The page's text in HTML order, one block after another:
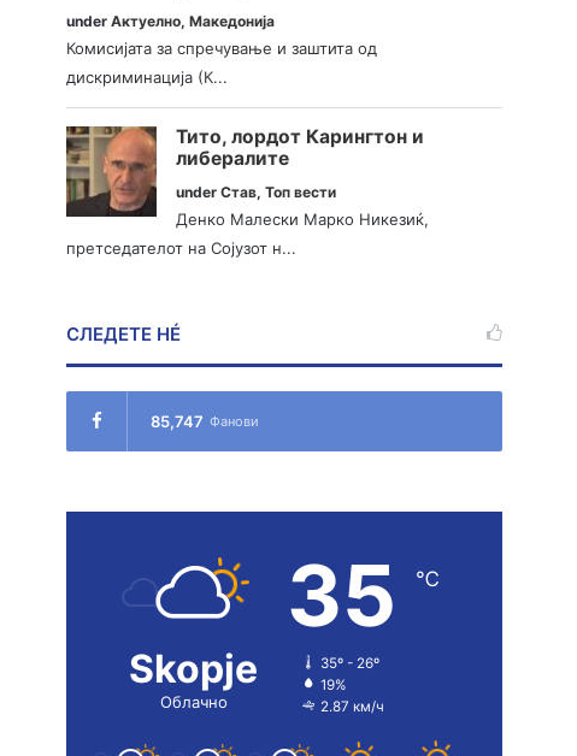
underАктуелно,Македонија
Комисијата за спречување и заштита од
дискриминација (К...
Тито, лордот Карингтон и
либералите
underСтав,Топ вести
Денко Малески Марко Никезиќ,
претседателот на Сојузот н...
СЛЕДЕТЕ НÉ
85,747 Фанови
Skopje
Облачно
35 ℃
35º - 26º
19%
2.87 км/ч